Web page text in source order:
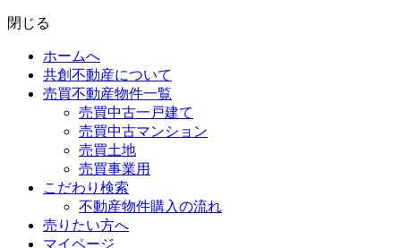
閉じる
ホームへ
共創不動産について
売買不動産物件一覧
売買中古一戸建て
売買中古マンション
売買土地
売買事業用
こだわり検索
不動産物件購入の流れ
売りたい方へ
マイページ